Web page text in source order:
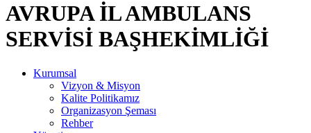
AVRUPA İL AMBULANS
SERVİSİ BAŞHEKİMLİĞİ
Kurumsal
Vizyon & Misyon
Kalite Politikamız
Organizasyon Şeması
Rehber